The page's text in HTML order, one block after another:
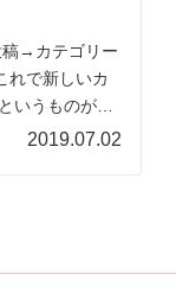
で新しいカ
2019.07.02